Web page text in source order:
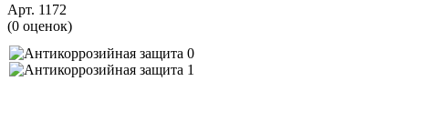
Арт. 1172
(0 оценок)